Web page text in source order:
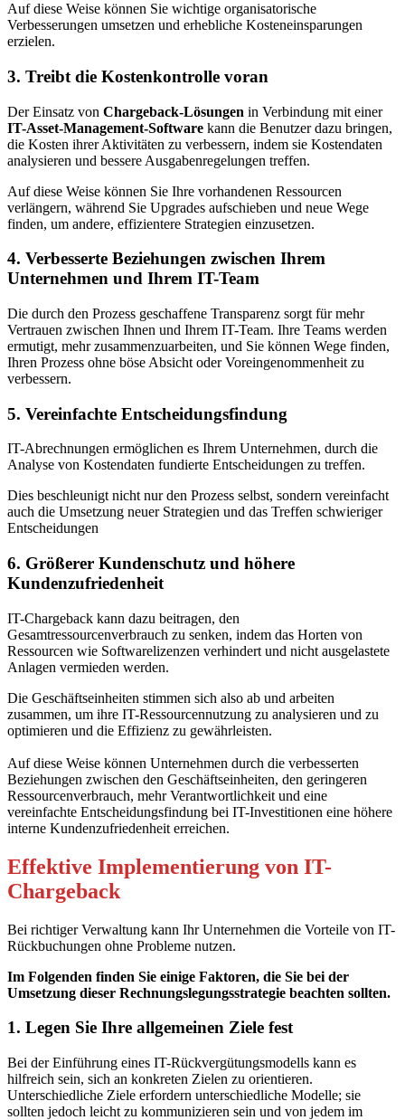
Auf diese Weise können Sie wichtige organisatorische
Verbesserungen umsetzen und erhebliche Kosteneinsparungen
erzielen.
3. Treibt die Kostenkontrolle voran
Der Einsatz von Chargeback-Lösungen in Verbindung mit einer
IT-Asset-Management-Software kann die Benutzer dazu bringen,
die Kosten ihrer Aktivitäten zu verbessern, indem sie Kostendaten
analysieren und bessere Ausgabenregelungen treffen.
Auf diese Weise können Sie Ihre vorhandenen Ressourcen
verlängern, während Sie Upgrades aufschieben und neue Wege
finden, um andere, effizientere Strategien einzusetzen.
4. Verbesserte Beziehungen zwischen Ihrem
Unternehmen und Ihrem IT-Team
Die durch den Prozess geschaffene Transparenz sorgt für mehr
Vertrauen zwischen Ihnen und Ihrem IT-Team. Ihre Teams werden
ermutigt, mehr zusammenzuarbeiten, und Sie können Wege finden,
Ihren Prozess ohne böse Absicht oder Voreingenommenheit zu
verbessern.
5. Vereinfachte Entscheidungsfindung
IT-Abrechnungen ermöglichen es Ihrem Unternehmen, durch die
Analyse von Kostendaten fundierte Entscheidungen zu treffen.
Dies beschleunigt nicht nur den Prozess selbst, sondern vereinfacht
auch die Umsetzung neuer Strategien und das Treffen schwieriger
Entscheidungen
6. Größerer Kundenschutz und höhere
Kundenzufriedenheit
IT-Chargeback kann dazu beitragen, den
Gesamtressourcenverbrauch zu senken, indem das Horten von
Ressourcen wie Softwarelizenzen verhindert und nicht ausgelastete
Anlagen vermieden werden.
Die Geschäftseinheiten stimmen sich also ab und arbeiten
zusammen, um ihre IT-Ressourcennutzung zu analysieren und zu
optimieren und die Effizienz zu gewährleisten.
Auf diese Weise können Unternehmen durch die verbesserten
Beziehungen zwischen den Geschäftseinheiten, den geringeren
Ressourcenverbrauch, mehr Verantwortlichkeit und eine
vereinfachte Entscheidungsfindung bei IT-Investitionen eine höhere
interne Kundenzufriedenheit erreichen.
Effektive Implementierung von IT-
Chargeback
Bei richtiger Verwaltung kann Ihr Unternehmen die Vorteile von IT-
Rückbuchungen ohne Probleme nutzen.
Im Folgenden finden Sie einige Faktoren, die Sie bei der
Umsetzung dieser Rechnungslegungsstrategie beachten sollten.
1. Legen Sie Ihre allgemeinen Ziele fest
Bei der Einführung eines IT-Rückvergütungsmodells kann es
hilfreich sein, sich an konkreten Zielen zu orientieren.
Unterschiedliche Ziele erfordern unterschiedliche Modelle; sie
sollten jedoch leicht zu kommunizieren sein und von jedem im